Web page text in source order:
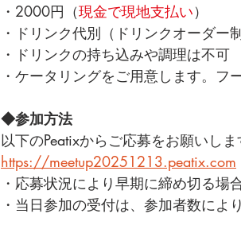
・2000円（現金で現地支払い）
・ドリンク代別（ドリンクオーダー
・ドリンクの持ち込みや調理は不可
・ケータリングをご用意します。フ
◆参加方法
以下のPeatixからご応募をお願いしま
https://meetup20251213.peatix.com
・応募状況により早期に締め切る場
・当日参加の受付は、参加者数に